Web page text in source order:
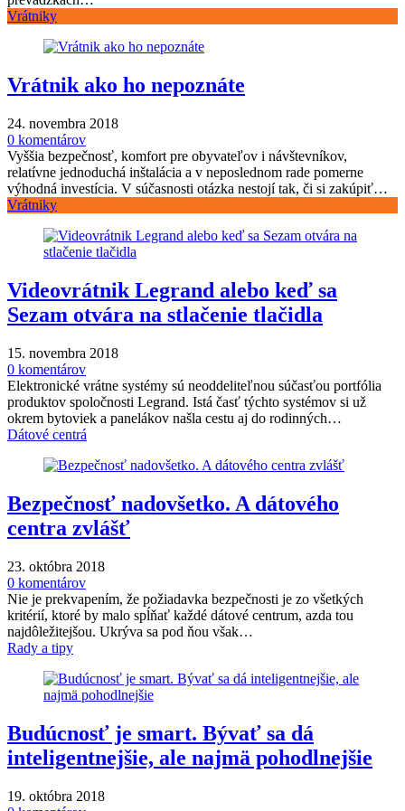
Vrátniky
Vrátnik ako ho nepoznáte
24. novembra 2018
0 komentárov
Vyššia bezpečnosť, komfort pre obyvateľov i návštevníkov,
relatívne jednoduchá inštalácia a v neposlednom rade pomerne
výhodná investícia. V súčasnosti otázka nestojí tak, či si zakúpiť…
Vrátniky
Videovrátnik Legrand alebo keď sa
Sezam otvára na stlačenie tlačidla
15. novembra 2018
0 komentárov
Elektronické vrátne systémy sú neoddeliteľnou súčasťou portfólia
produktov spoločnosti Legrand. Istá časť týchto systémov si už
okrem bytoviek a panelákov našla cestu aj do rodinných…
Dátové centrá
Bezpečnosť nadovšetko. A dátového
centra zvlášť
23. októbra 2018
0 komentárov
Nie je prekvapením, že požiadavka bezpečnosti je zo všetkých
kritérií, ktoré by malo spĺňať každé dátové centrum, azda tou
najdôležitejšou. Ukrýva sa pod ňou však…
Rady a tipy
Budúcnosť je smart. Bývať sa dá
inteligentnejšie, ale najmä pohodlnejšie
19. októbra 2018